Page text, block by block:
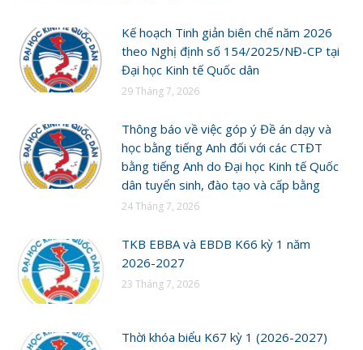
Kế hoạch Tinh giản biên chế năm 2026
theo Nghị định số 154/2025/NĐ-CP tại
Đại học Kinh tế Quốc dân
29 Tháng 7, 2026
Thông báo về việc góp ý Đề án dạy và
học bằng tiếng Anh đối với các CTĐT
bằng tiếng Anh do Đại học Kinh tế Quốc
dân tuyển sinh, đào tạo và cấp bằng
24 Tháng 7, 2026
TKB EBBA và EBDB K66 kỳ 1 năm
2026-2027
23 Tháng 7, 2026
Thời khóa biểu K67 kỳ 1 (2026-2027)